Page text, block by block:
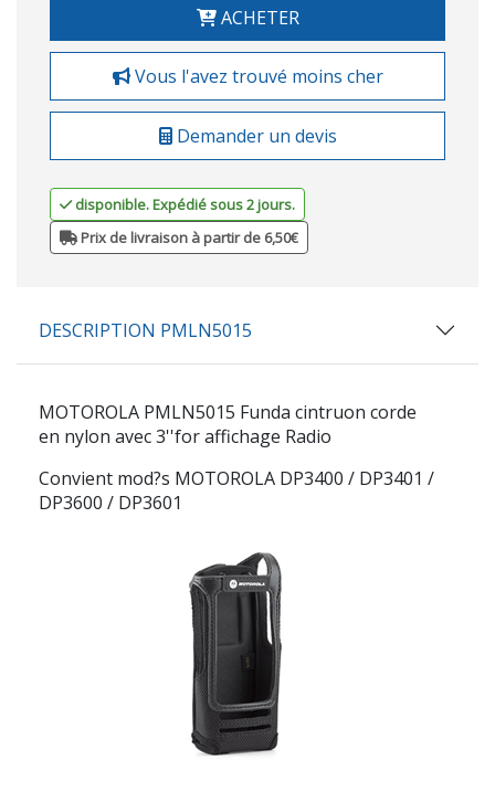
ACHETER
Vous l'avez trouvé moins cher
Demander un devis
disponible. Expédié sous 2 jours.
Prix de livraison à partir de 6,50€
DESCRIPTION PMLN5015
MOTOROLA PMLN5015 Funda cintruon corde
en nylon avec 3''for affichage Radio
Convient mod?s MOTOROLA DP3400 / DP3401 /
DP3600 / DP3601